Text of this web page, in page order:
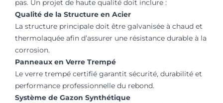
pas. Un projet de haute qualité doit inclure :
Qualité de la Structure en Acier
La structure principale doit être galvanisée à chaud et
thermolaquée afin d’assurer une résistance durable à la
corrosion.
Panneaux en Verre Trempé
Le verre trempé certifié garantit sécurité, durabilité et
performance professionnelle du rebond.
Système de Gazon Synthétique